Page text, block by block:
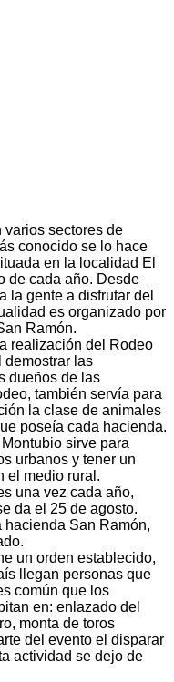
varios sectores de
conocido se lo hace
en la localidad El
de cada año. Desde
la gente a disfrutar del
es organizado por
Ramón.
realización del Rodeo
demostrar las
dueños de las
también servía para
la clase de animales
poseía cada hacienda.
sirve para
urbanos y tener un
el medio rural.
una vez cada año,
da el 25 de agosto.
San Ramón,
un orden establecido,
llegan personas que
común que los
en: enlazado del
monta de toros
del evento el disparar
actividad se dejo de